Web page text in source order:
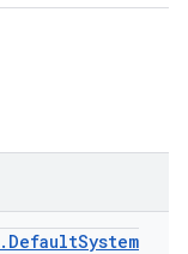
. DefaultSystem